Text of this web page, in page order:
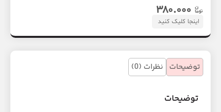
اینجا کلیک کنید
توضیحات نظرات (0)
توضیحات